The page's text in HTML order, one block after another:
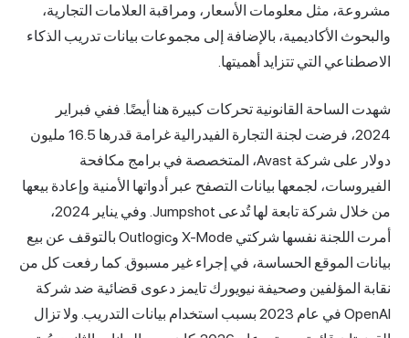
مشروعة، مثل معلومات الأسعار، ومراقبة العلامات التجارية،
والبحوث الأكاديمية، بالإضافة إلى مجموعات بيانات تدريب الذكاء
الاصطناعي التي تتزايد أهميتها.
شهدت الساحة القانونية تحركات كبيرة هنا أيضًا. ففي فبراير
2024، فرضت لجنة التجارة الفيدرالية غرامة قدرها 16.5 مليون
دولار على شركة Avast، المتخصصة في برامج مكافحة
الفيروسات، لجمعها بيانات التصفح عبر أدواتها الأمنية وإعادة بيعها
من خلال شركة تابعة لها تُدعى Jumpshot. وفي يناير 2024،
أمرت اللجنة نفسها شركتي X-Mode وOutlogic بالتوقف عن بيع
بيانات الموقع الحساسة، في إجراء غير مسبوق. كما رفعت كل من
نقابة المؤلفين وصحيفة نيويورك تايمز دعوى قضائية ضد شركة
OpenAI في عام 2023 بسبب استخدام بيانات التدريب. ولا تزال